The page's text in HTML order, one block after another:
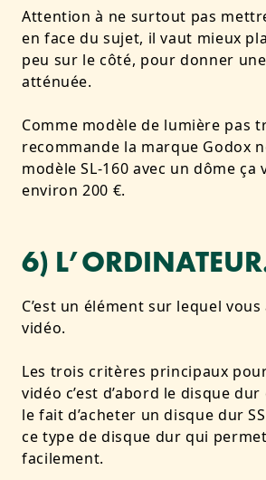
Attention à ne surtout pas
en face du sujet, il vaut mieux
peu sur le côté, pour donner
atténuée.
Comme modèle de lumière pas
recommande la marque Godox
modèle SL-160 avec un dôme ça
environ 200 €.
6)
C’est un élément sur lequel
vidéo.
Les trois critères principaux
vidéo c’est d’abord le disque
le fait d’acheter un disque dur
ce type de disque dur qui
facilement.